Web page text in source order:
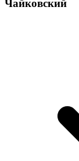
Чайковский